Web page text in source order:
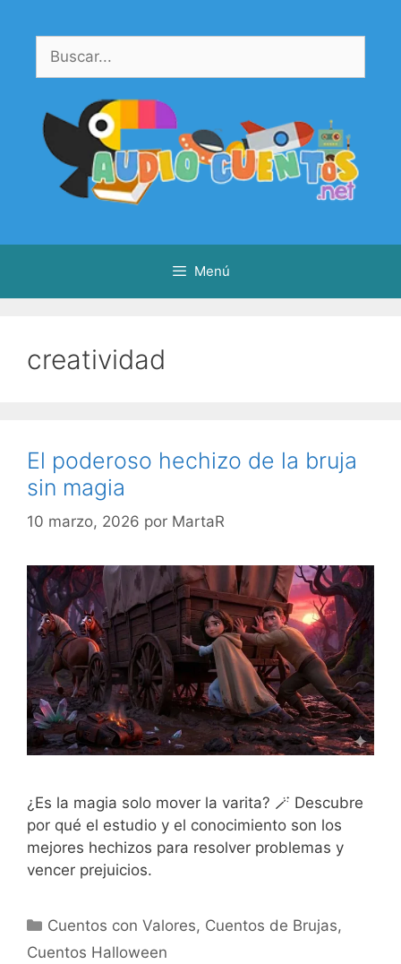
contenido
Buscar:
Menú
creatividad
El poderoso hechizo de la bruja
sin magia
10 marzo, 2026 por MartaR
¿Es la magia solo mover la varita? 🪄 Descubre
por qué el estudio y el conocimiento son los
mejores hechizos para resolver problemas y
vencer prejuicios.
Categorías
Cuentos con Valores, Cuentos de Brujas,
Cuentos Halloween